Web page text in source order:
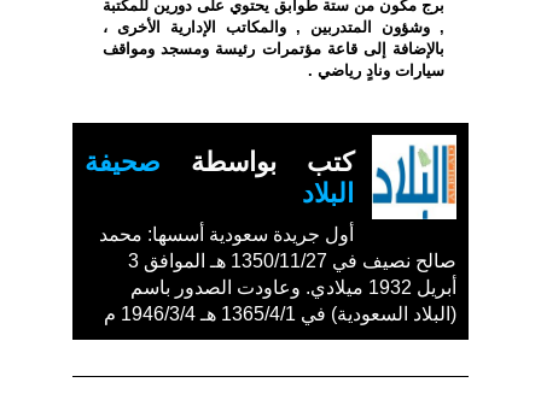
برج مكون من ستة طوابق يحتوي على دورين للمكتبة
, وشؤون المتدربين , والمكاتب الإدارية الأخرى ،
بالإضافة إلى قاعة مؤتمرات رئيسة ومسجد ومواقف
سيارات ونادٍ رياضي .
كتب بواسطة صحيفة
البلاد
أول جريدة سعودية أسسها: محمد
صالح نصيف في 1350/11/27 هـ الموافق 3
أبريل 1932 ميلادي. وعاودت الصدور باسم
(البلاد السعودية) في 1365/4/1 هـ 1946/3/4 م